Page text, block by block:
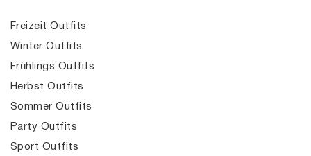
Freizeit Outfits
Winter Outfits
Frühlings Outfits
Herbst Outfits
Sommer Outfits
Party Outfits
Sport Outfits